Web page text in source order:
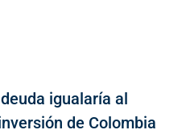
igualaría al
de Colombia